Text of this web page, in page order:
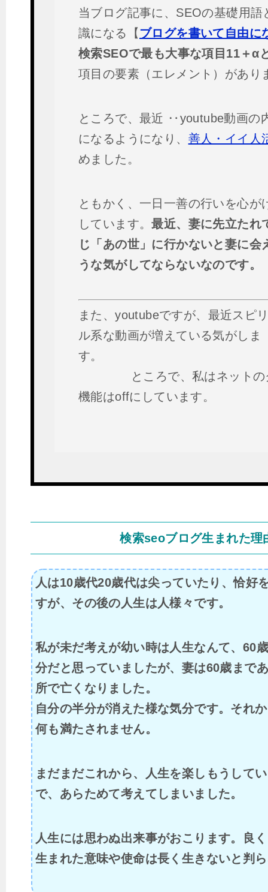
当ブログ記事に、SEOの基礎用語
識になる【ブログを書いて自由に
検索SEOで最も大事な項目11＋α
項目の要素（エレメント）があり
ところで、最近 ‥youtube動画の
になるようになり、 善人・イイ人
めました。
ともかく、一日一善の行いを心が
しています。最近、妻に先立たれ
じ「あの世」に行かないと妻に会
うな気がしてならないなのです。
また、youtubeですが、最近スピ
ル系な動画が増えている気がしま
す。
ところで、私はネット
機能はoffにしています。
検索seoブログ生まれた理
人は10歳代20歳代は尖っていたり、恰好
すが、その後の人生は人様々です。
私が未だ考えが幼い時は人生なんて、60
分だと思っていましたが、妻は60歳まで
所で亡くなりました。
自分の半分が消えた様な気分です。それ
何も満たされません。
まだまだこれから、人生を楽しもうして
で、あらためて考えてしまいました。
人生には思わぬ出来事がおこります。良
生まれた意味や使命は長く生きないと判